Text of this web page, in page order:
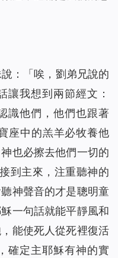
：「唉，劉弟兄說的
讓我想到兩節經文：
識他們，他們也跟著
座中的羔羊必牧養他
也必擦去他們一切的
到主來，注重聽神的
神聲音的才是聰明童
一句話就能平靜風和
能使死人從死裡復活
確定主耶穌有神的實